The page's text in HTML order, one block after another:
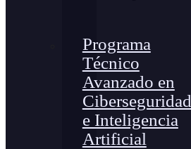
Programa
Técnico
Avanzado en
Ciberseguridad
e Inteligencia
Artificial